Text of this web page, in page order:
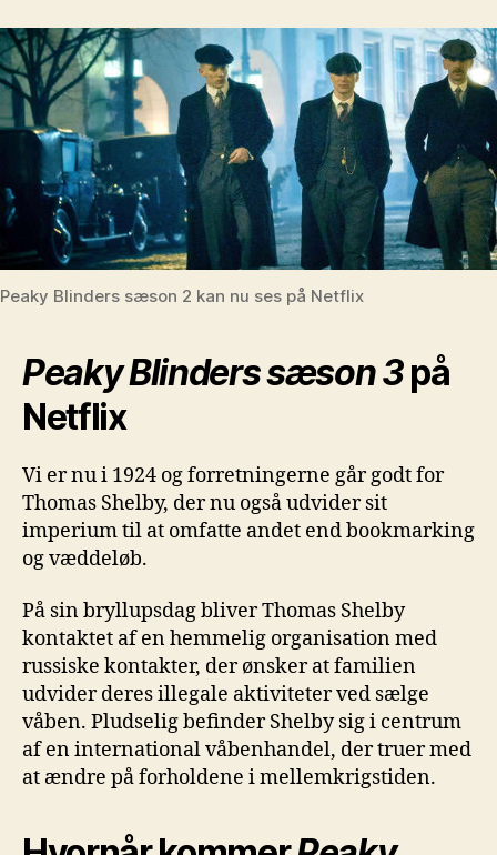
Peaky Blinders sæson 2 kan nu ses på Netflix
Peaky Blinders sæson 3på
Netflix
Vi er nu i 1924 og forretningerne går godt for
Thomas Shelby, der nu også udvider sit
imperium til at omfatte andet end bookmarking
og væddeløb.
På sin bryllupsdag bliver Thomas Shelby
kontaktet af en hemmelig organisation med
russiske kontakter, der ønsker at familien
udvider deres illegale aktiviteter ved sælge
våben. Pludselig befinder Shelby sig i centrum
af en international våbenhandel, der truer med
at ændre på forholdene i mellemkrigstiden.